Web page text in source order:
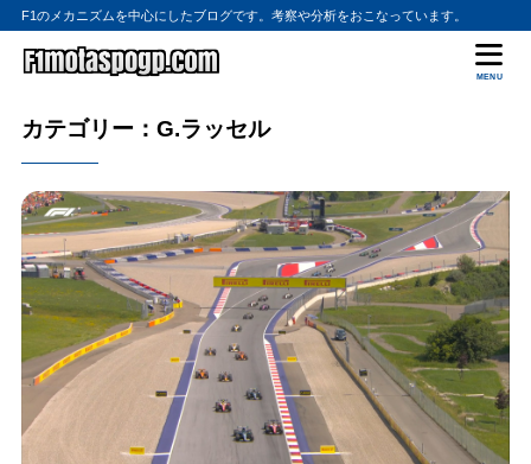
F1のメカニズムを中心にしたブログです。考察や分析をおこなっています。
MENU
カテゴリー：G.ラッセル